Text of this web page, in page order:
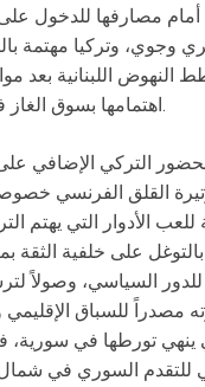
أمام مصارفها للدخول
وجوي، وتركيا مهتمة
النهوض اللبنانية بعد
اهتمامها بسوق الغاز في لبنان، وبناء منصات التغويز وتشغيلها وإمدادها بالغاز.
القلق الفرنسي
الأدوار التي يهتم
على خلفية الثقة
السياسي، وصولاً
مصدراً للسباق
تورطها في سورية،
للتقدم السوري في